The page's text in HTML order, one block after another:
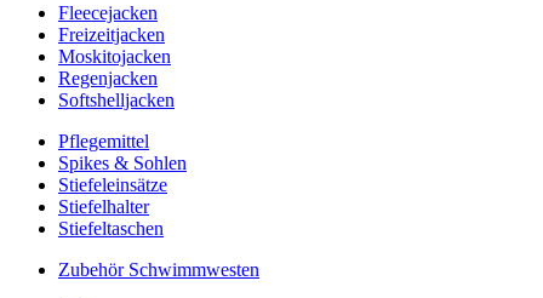
Fleecejacken
Freizeitjacken
Moskitojacken
Regenjacken
Softshelljacken
Pflegemittel
Spikes & Sohlen
Stiefeleinsätze
Stiefelhalter
Stiefeltaschen
Zubehör Schwimmwesten